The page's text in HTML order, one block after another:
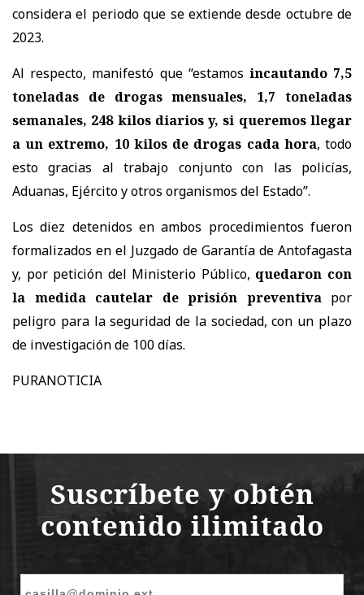
considera el periodo que se extiende desde octubre de
2023.
Al respecto, manifestó que “estamos incautando 7,5
toneladas de drogas mensuales, 1,7 toneladas
semanales, 248 kilos diarios y, si queremos llegar
a un extremo, 10 kilos de drogas cada hora, todo
esto gracias al trabajo conjunto con las policías,
Aduanas, Ejército y otros organismos del Estado”.
Los diez detenidos en ambos procedimientos fueron
formalizados en el Juzgado de Garantía de Antofagasta
y, por petición del Ministerio Público, quedaron con
la medida cautelar de prisión preventivapor
peligro para la seguridad de la sociedad, con un plazo
de investigación de 100 días.
PURANOTICIA